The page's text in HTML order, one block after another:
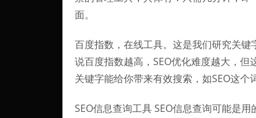
面。
百度指数，在线工具。这是我们研究关
说百度指数越高，SEO优化难度越大，
关键字能给你带来有效搜索，如SEO这个
SEO信息查询工具 SEO信息查询可能是